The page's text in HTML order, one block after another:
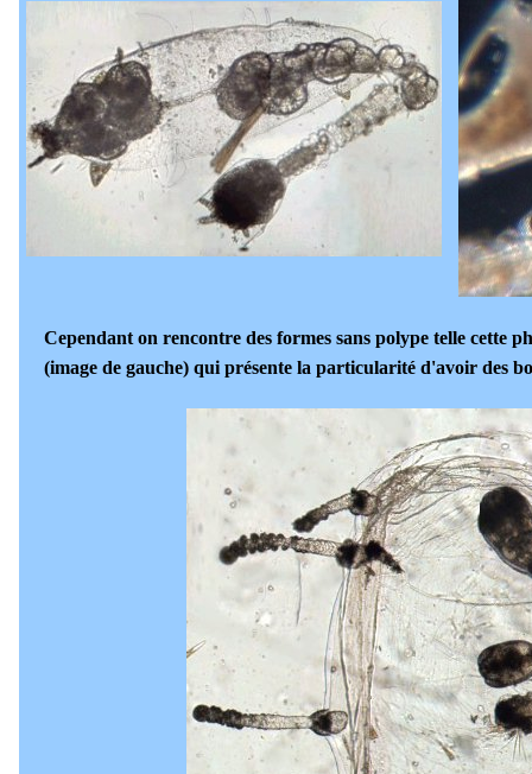
Cependant on rencontre des formes sans polype telle cette
(image de gauche) qui présente la particularité d'avoir des